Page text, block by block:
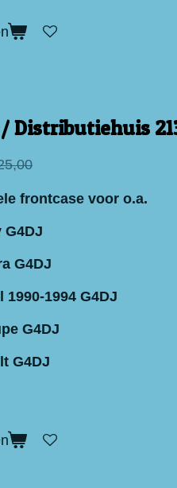
Distributiehuis
frontcase voor o.a.
G4DJ
G4DJ
1990-1994 G4DJ
G4DJ
G4DJ